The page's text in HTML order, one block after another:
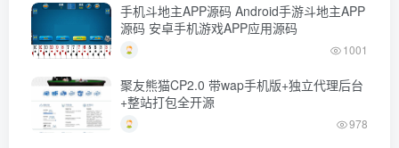
手机斗地主APP源码 Android手游斗地主APP
源码 安卓手机游戏APP应用源码
1001
聚友熊猫CP2.0 带wap手机版+独立代理后台
+整站打包全开源
978